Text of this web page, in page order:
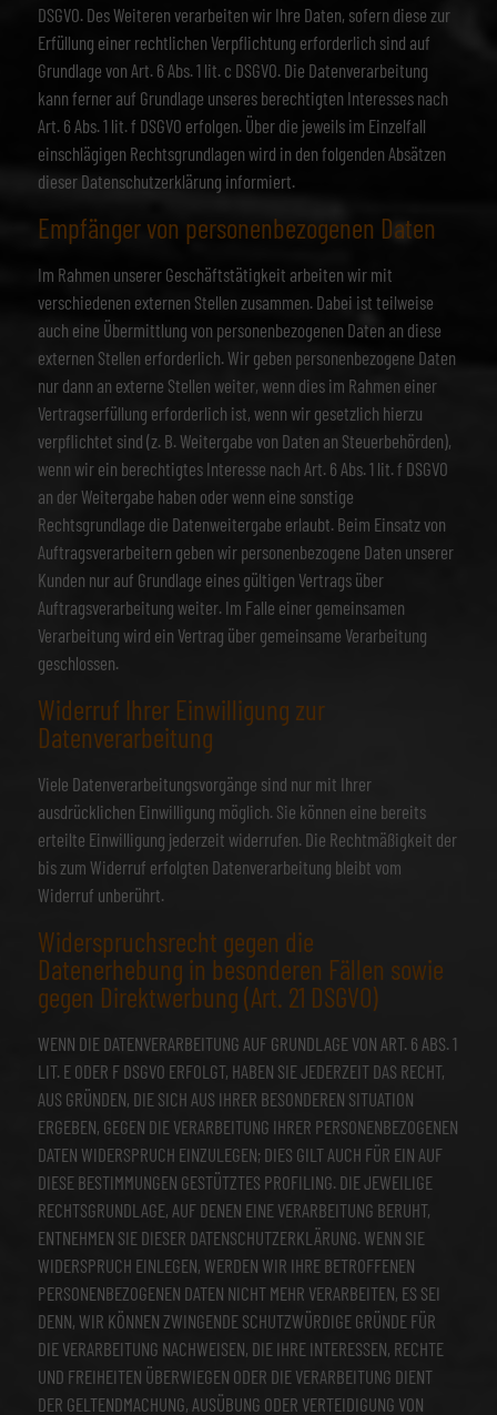
DSGVO. Des Weiteren verarbeiten wir Ihre Daten, sofern diese zur
Erfüllung einer rechtlichen Verpflichtung erforderlich sind auf
Grundlage von Art. 6 Abs. 1 lit. c DSGVO. Die Datenverarbeitung
kann ferner auf Grundlage unseres berechtigten Interesses nach
Art. 6 Abs. 1 lit. f DSGVO erfolgen. Über die jeweils im Einzelfall
einschlägigen Rechtsgrundlagen wird in den folgenden Absätzen
dieser Datenschutzerklärung informiert.
Empfänger von personenbezogenen Daten
Im Rahmen unserer Geschäftstätigkeit arbeiten wir mit
verschiedenen externen Stellen zusammen. Dabei ist teilweise
auch eine Übermittlung von personenbezogenen Daten an diese
externen Stellen erforderlich. Wir geben personenbezogene Daten
nur dann an externe Stellen weiter, wenn dies im Rahmen einer
Vertragserfüllung erforderlich ist, wenn wir gesetzlich hierzu
verpflichtet sind (z. B. Weitergabe von Daten an Steuerbehörden),
wenn wir ein berechtigtes Interesse nach Art. 6 Abs. 1 lit. f DSGVO
an der Weitergabe haben oder wenn eine sonstige
Rechtsgrundlage die Datenweitergabe erlaubt. Beim Einsatz von
Auftragsverarbeitern geben wir personenbezogene Daten unserer
Kunden nur auf Grundlage eines gültigen Vertrags über
Auftragsverarbeitung weiter. Im Falle einer gemeinsamen
Verarbeitung wird ein Vertrag über gemeinsame Verarbeitung
geschlossen.
Widerruf Ihrer Einwilligung zur
Datenverarbeitung
Viele Datenverarbeitungsvorgänge sind nur mit Ihrer
ausdrücklichen Einwilligung möglich. Sie können eine bereits
erteilte Einwilligung jederzeit widerrufen. Die Rechtmäßigkeit der
bis zum Widerruf erfolgten Datenverarbeitung bleibt vom
Widerruf unberührt.
Widerspruchsrecht gegen die
Datenerhebung in besonderen Fällen sowie
gegen Direktwerbung (Art. 21 DSGVO)
WENN DIE DATENVERARBEITUNG AUF GRUNDLAGE VON ART. 6 ABS. 1
LIT. E ODER F DSGVO ERFOLGT, HABEN SIE JEDERZEIT DAS RECHT,
AUS GRÜNDEN, DIE SICH AUS IHRER BESONDEREN SITUATION
ERGEBEN, GEGEN DIE VERARBEITUNG IHRER PERSONENBEZOGENEN
DATEN WIDERSPRUCH EINZULEGEN; DIES GILT AUCH FÜR EIN AUF
DIESE BESTIMMUNGEN GESTÜTZTES PROFILING. DIE JEWEILIGE
RECHTSGRUNDLAGE, AUF DENEN EINE VERARBEITUNG BERUHT,
ENTNEHMEN SIE DIESER DATENSCHUTZERKLÄRUNG. WENN SIE
WIDERSPRUCH EINLEGEN, WERDEN WIR IHRE BETROFFENEN
PERSONENBEZOGENEN DATEN NICHT MEHR VERARBEITEN, ES SEI
DENN, WIR KÖNNEN ZWINGENDE SCHUTZWÜRDIGE GRÜNDE FÜR
DIE VERARBEITUNG NACHWEISEN, DIE IHRE INTERESSEN, RECHTE
UND FREIHEITEN ÜBERWIEGEN ODER DIE VERARBEITUNG DIENT
DER GELTENDMACHUNG, AUSÜBUNG ODER VERTEIDIGUNG VON